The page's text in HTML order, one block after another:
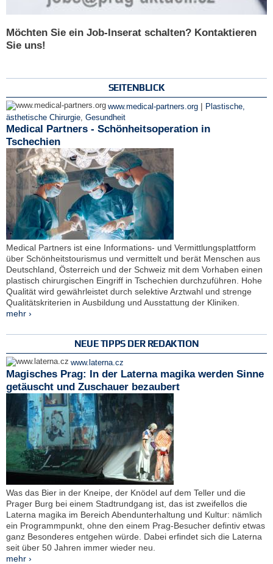
Möchten Sie ein Job-Inserat schalten? Kontaktieren
Sie uns!
SEITENBLICK
www.medical-partners.org | Plastische,
ästhetische Chirurgie, Gesundheit
Medical Partners - Schönheitsoperation in
Tschechien
Medical Partners ist eine Informations- und Vermittlungsplattform
über Schönheitstourismus und vermittelt und berät Menschen aus
Deutschland, Österreich und der Schweiz mit dem Vorhaben einen
plastisch chirurgischen Eingriff in Tschechien durchzuführen. Hohe
Qualität wird gewährleistet durch selektive Arztwahl und strenge
Qualitätskriterien in Ausbildung und Ausstattung der Kliniken.
mehr ›
NEUE TIPPS DER REDAKTION
www.laterna.cz
Magisches Prag: In der Laterna magika werden Sinne
getäuscht und Zuschauer bezaubert
Was das Bier in der Kneipe, der Knödel auf dem Teller und die
Prager Burg bei einem Stadtrundgang ist, das ist zweifellos die
Laterna magika im Bereich Abendunterhaltung und Kultur: nämlich
ein Programmpunkt, ohne den einem Prag-Besucher defintiv etwas
ganz Besonderes entgehen würde. Dabei erfindet sich die Laterna
seit über 50 Jahren immer wieder neu.
mehr ›